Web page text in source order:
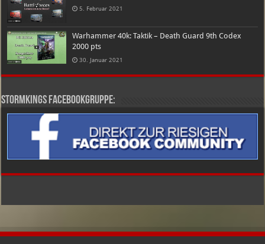
5. Februar 2021
Warhammer 40k: Taktik – Death Guard 9th Codex
2000 pts
30. Januar 2021
Stormkings Facebookgruppe: